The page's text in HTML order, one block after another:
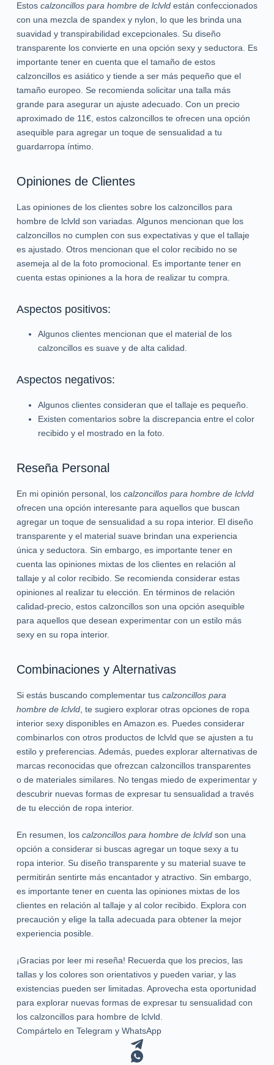
Estos calzoncillos para hombre de lclvldestán confeccionados
con una mezcla de spandex y nylon, lo que les brinda una
suavidad y transpirabilidad excepcionales. Su diseño
transparente los convierte en una opción sexy y seductora. Es
importante tener en cuenta que el tamaño de estos
calzoncillos es asiático y tiende a ser más pequeño que el
tamaño europeo. Se recomienda solicitar una talla más
grande para asegurar un ajuste adecuado. Con un precio
aproximado de 11€, estos calzoncillos te ofrecen una opción
asequible para agregar un toque de sensualidad a tu
guardarropa íntimo.
Opiniones de Clientes
Las opiniones de los clientes sobre los calzoncillos para
hombre de lclvld son variadas. Algunos mencionan que los
calzoncillos no cumplen con sus expectativas y que el tallaje
es ajustado. Otros mencionan que el color recibido no se
asemeja al de la foto promocional. Es importante tener en
cuenta estas opiniones a la hora de realizar tu compra.
Aspectos positivos:
Algunos clientes mencionan que el material de los
calzoncillos es suave y de alta calidad.
Aspectos negativos:
Algunos clientes consideran que el tallaje es pequeño.
Existen comentarios sobre la discrepancia entre el color
recibido y el mostrado en la foto.
Reseña Personal
En mi opinión personal, los calzoncillos para hombre de lclvld
ofrecen una opción interesante para aquellos que buscan
agregar un toque de sensualidad a su ropa interior. El diseño
transparente y el material suave brindan una experiencia
única y seductora. Sin embargo, es importante tener en
cuenta las opiniones mixtas de los clientes en relación al
tallaje y al color recibido. Se recomienda considerar estas
opiniones al realizar tu elección. En términos de relación
calidad-precio, estos calzoncillos son una opción asequible
para aquellos que desean experimentar con un estilo más
sexy en su ropa interior.
Combinaciones y Alternativas
Si estás buscando complementar tus calzoncillos para
hombre de lclvld, te sugiero explorar otras opciones de ropa
interior sexy disponibles en Amazon.es. Puedes considerar
combinarlos con otros productos de lclvld que se ajusten a tu
estilo y preferencias. Además, puedes explorar alternativas de
marcas reconocidas que ofrezcan calzoncillos transparentes
o de materiales similares. No tengas miedo de experimentar y
descubrir nuevas formas de expresar tu sensualidad a través
de tu elección de ropa interior.
En resumen, los calzoncillos para hombre de lclvldson una
opción a considerar si buscas agregar un toque sexy a tu
ropa interior. Su diseño transparente y su material suave te
permitirán sentirte más encantador y atractivo. Sin embargo,
es importante tener en cuenta las opiniones mixtas de los
clientes en relación al tallaje y al color recibido. Explora con
precaución y elige la talla adecuada para obtener la mejor
experiencia posible.
¡Gracias por leer mi reseña! Recuerda que los precios, las
tallas y los colores son orientativos y pueden variar, y las
existencias pueden ser limitadas. Aprovecha esta oportunidad
para explorar nuevas formas de expresar tu sensualidad con
los calzoncillos para hombre de lclvld.
Compártelo en Telegram y WhatsApp